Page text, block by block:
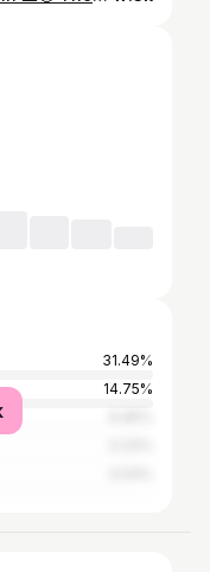
31.49%
14.75%